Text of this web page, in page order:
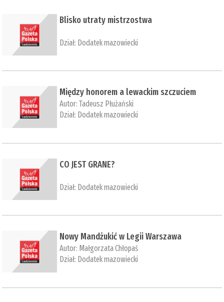
Blisko utraty mistrzostwa
Dział: Dodatek mazowiecki
Między honorem a lewackim szczuciem
Autor:Tadeusz Płużański
Dział: Dodatek mazowiecki
CO JEST GRANE?
Dział: Dodatek mazowiecki
Nowy Mandżukić w Legii Warszawa
Autor: Małgorzata Chłopaś
Dział: Dodatek mazowiecki